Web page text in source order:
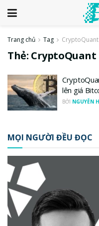
Trang chủ Tag CryptoQuant
Thẻ: CryptoQuant
lên giá
BỞI NGUYỄN
MỌI NGƯỜI ĐỀU ĐỌC